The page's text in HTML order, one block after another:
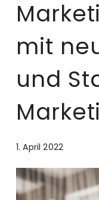
mit
und
1. April 2022